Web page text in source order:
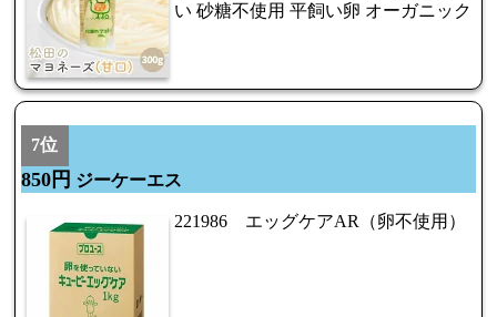
い 砂糖不使用 平飼い卵 オーガニック
7位
850円 ジーケーエス
221986 エッグケアAR（卵不使用）